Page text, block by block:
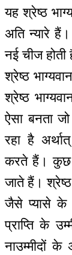
यह श्रेष्ठ
अति न्यारे
नई चीज
श्रेष्ठ
श्रेष्ठ
ऐसा बनता
रहा है
करते हैं। कुछ
जाते हैं।
जैसे प्यासे
प्राप्ति के
नाउम्मीदों